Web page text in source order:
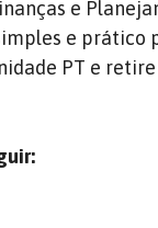
e
e prático
PT e